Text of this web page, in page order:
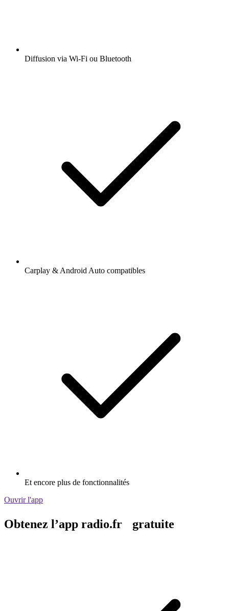
Diffusion via Wi-Fi ou Bluetooth
Carplay & Android Auto compatibles
Et encore plus de fonctionnalités
Ouvrir l'app
Obtenez l’app radio.fr gratuite